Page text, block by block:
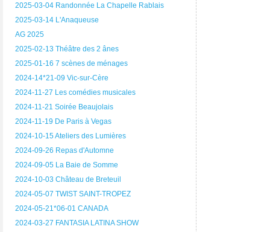
2025-03-04 Randonnée La Chapelle Rablais
2025-03-14 L'Anaqueuse
AG 2025
2025-02-13 Théâtre des 2 ânes
2025-01-16 7 scènes de ménages
2024-14*21-09 Vic-sur-Cère
2024-11-27 Les comédies musicales
2024-11-21 Soirée Beaujolais
2024-11-19 De Paris à Vegas
2024-10-15 Ateliers des Lumières
2024-09-26 Repas d'Automne
2024-09-05 La Baie de Somme
2024-10-03 Château de Breteuil
2024-05-07 TWIST SAINT-TROPEZ
2024-05-21*06-01 CANADA
2024-03-27 FANTASIA LATINA SHOW